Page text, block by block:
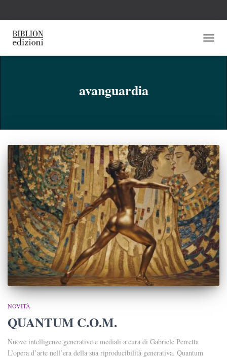
avanguardia
NOVITÀ
QUANTUM C.O.M.
Nuove intelligenze generative e mediali a cura di Gabriele Perretta
L’opera d’arte nell’era della sua riproducibilità generativa. Quantum